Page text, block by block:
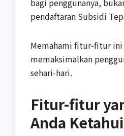
pendaftaran Subsidi
Memahami fitur-fitur ini
memaksimalkan
sehari-hari.
Fitur-fitur
Anda